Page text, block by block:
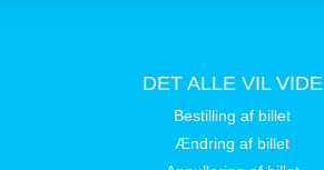
DET ALLE VIL VIDE
Bestilling af billet
Ændring af billet